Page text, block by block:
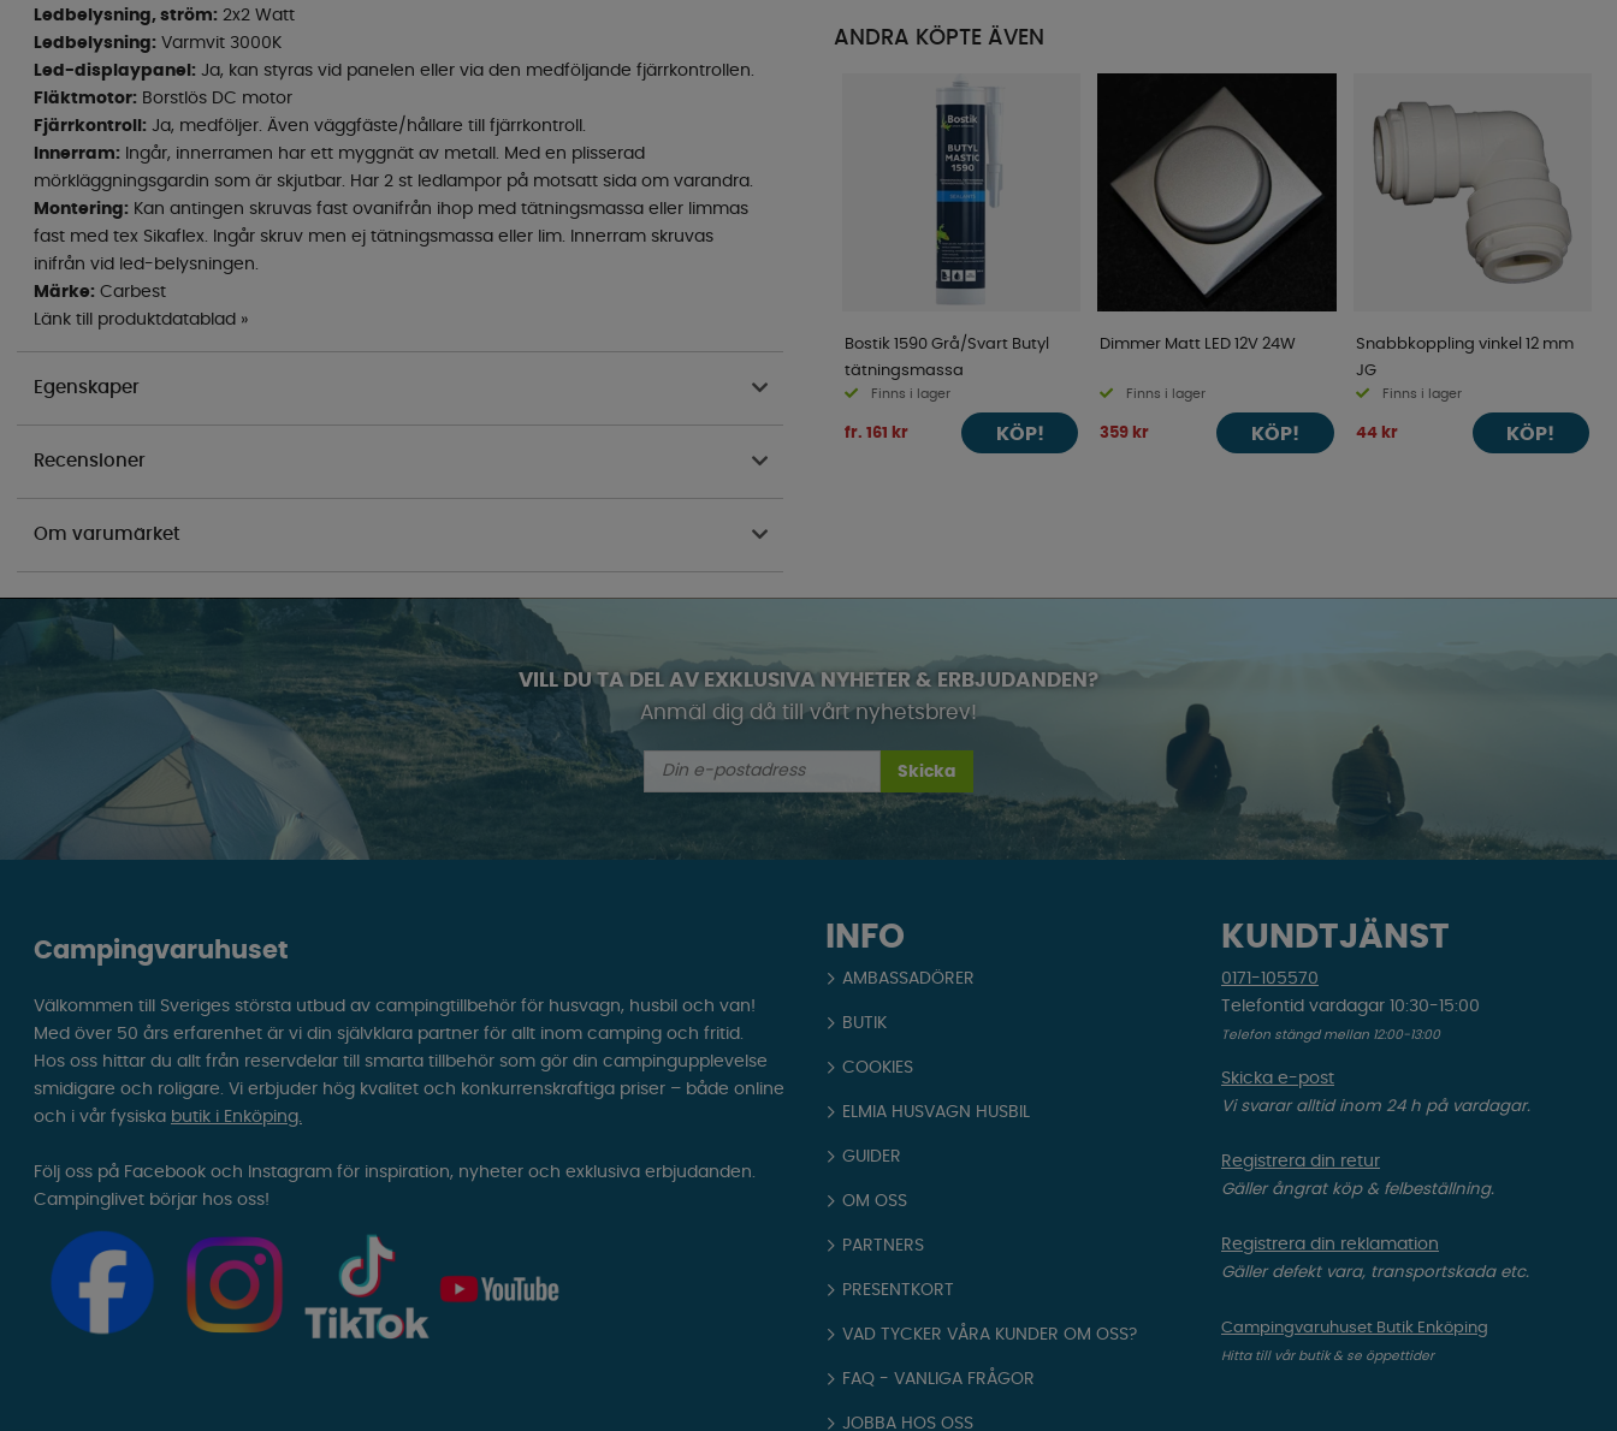
Ledbelysning, ström: 2x2 Watt
Ledbelysning: Varmvit 3000K
Led-displaypanel: Ja, kan styras vid panelen eller via den medföljande fjärrkontrollen.
Fläktmotor: Borstlös DC motor
Fjärrkontroll: Ja, medföljer. Även väggfäste/hållare till fjärrkontroll.
Innerram: Ingår, innerramen har ett myggnät av metall. Med en plisserad
mörkläggningsgardin som är skjutbar. Har 2 st ledlampor på motsatt sida om varandra.
Montering: Kan antingen skruvas fast ovanifrån ihop med tätningsmassa eller limmas
fast med tex Sikaflex. Ingår skruv men ej tätningsmassa eller lim. Innerram skruvas
inifrån vid led-belysningen.
Märke: Carbest
Länk till produktdatablad »
Egenskaper
Recensioner
Om varumärket
ANDRA KÖPTE ÄVEN
Bostik 1590 Grå/Svart Butyl
tätningsmassa
Finns i lager
fr. 161 kr KÖP!
Dimmer Matt LED 12V 24W
Finns i lager
359 kr KÖP!
Snabbkoppling vinkel 12 mm
JG
Finns i lager
44 kr KÖP!
VILL DU TA DEL AV EXKLUSIVA NYHETER & ERBJUDANDEN?
Anmäl dig då till vårt nyhetsbrev!
Skicka
INFO
AMBASSADÖRER
BUTIK
COOKIES
ELMIA HUSVAGN HUSBIL
GUIDER
OM OSS
PARTNERS
PRESENTKORT
VAD TYCKER VÅRA KUNDER OM OSS?
FAQ - VANLIGA FRÅGOR
JOBBA HOS OSS
KUNDTJÄNST
0171-105570
Telefontid vardagar 10:30-15:00
Telefon stängd mellan 12:00-13:00
Skicka e-post
Vi svarar alltid inom 24 h på vardagar.
Registrera din retur
Gäller ångrat köp & felbeställning.
Registrera din reklamation
Gäller defekt vara, transportskada etc.
Campingvaruhuset Butik Enköping
Hitta till vår butik & se öppettider
Campingvaruhuset
Välkommen till Sveriges största utbud av campingtillbehör för husvagn, husbil och van!
Med över 50 års erfarenhet är vi din självklara partner för allt inom camping och fritid.
Hos oss hittar du allt från reservdelar till smarta tillbehör som gör din campingupplevelse
smidigare och roligare. Vi erbjuder hög kvalitet och konkurrenskraftiga priser – både online
och i vår fysiska butik i Enköping.
Följ oss på Facebook och Instagram för inspiration, nyheter och exklusiva erbjudanden.
Campinglivet börjar hos oss!